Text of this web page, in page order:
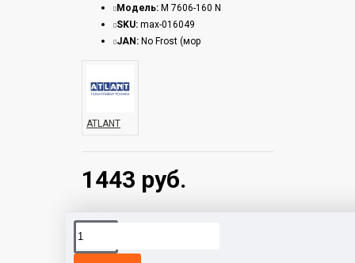
1443 руб.
Модель: М 7606-160 N
SKU: max-016049
JAN: No Frost (мор
ATLANT